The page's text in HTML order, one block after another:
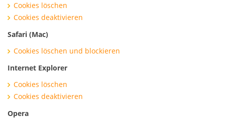
Cookies löschen
Cookies deaktivieren
Safari (Mac)
Cookies löschen und blockieren
Internet Explorer
Cookies löschen
Cookies deaktivieren
Opera